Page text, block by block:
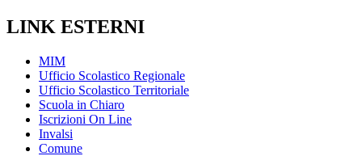
LINK ESTERNI
MIM
Ufficio Scolastico Regionale
Ufficio Scolastico Territoriale
Scuola in Chiaro
Iscrizioni On Line
Invalsi
Comune